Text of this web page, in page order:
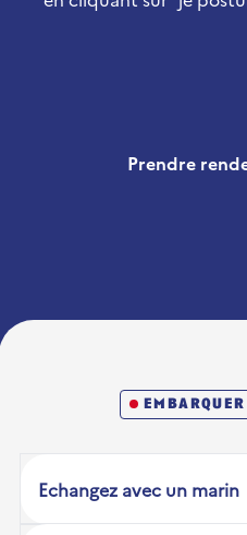
Prendre
Echangez avec un marin